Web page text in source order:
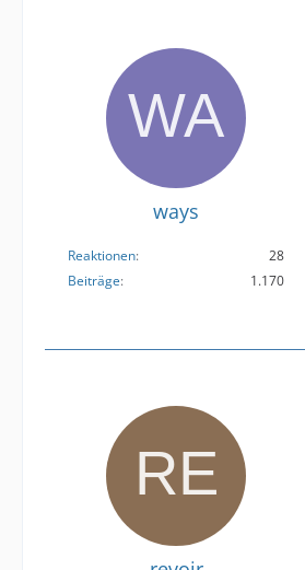
ways
Reaktionen
28
Beiträge
1.170